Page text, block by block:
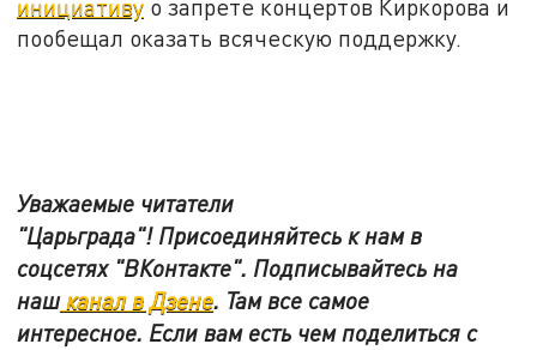
инициативу о запрете концертов Киркорова и
пообещал оказать всяческую поддержку.
Уважаемые читатели
"Царьграда"! Присоединяйтесь к нам в
соцсетях "ВКонтакте". Подписывайтесь на
нашканал в Дзене. Там все самое
интересное. Если вам есть чем поделиться с